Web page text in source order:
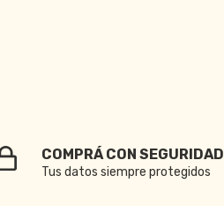
COMPRÁ CON SEGURIDAD
Tus datos siempre protegidos